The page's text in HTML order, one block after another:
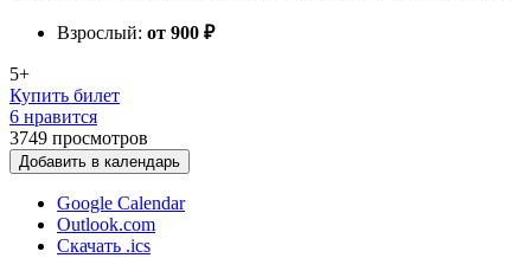
Взрослый: от 900 ₽
5+
Купить билет
6 нравится
3749 просмотров
Добавить в календарь
Google Calendar
Outlook.com
Скачать .ics